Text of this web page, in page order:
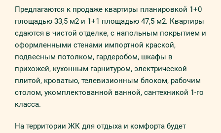
Предлагаются к продаже квартиры планировкой 1+0
площадью 33,5 м2 и 1+1 площадью 47,5 м2. Квартиры
сдаются в чистой отделке, с напольным покрытием и
оформленными стенами импортной краской,
подвесным потолком, гардеробом, шкафы в
прихожей, кухонным гарнитуром, электрической
плитой, кроватью, телевизионным блоком, рабочим
столом, укомплектованной ванной, сантехникой 1-го
класса.
На территории ЖК для отдыха и комфорта будет